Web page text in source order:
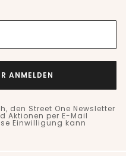
ANMELDEN
den Street One Newsletter
Aktionen per E-Mail
Einwilligung kann